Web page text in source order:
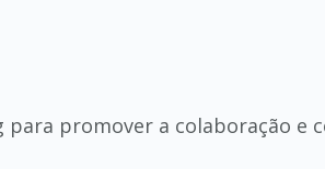
promover a colaboração e